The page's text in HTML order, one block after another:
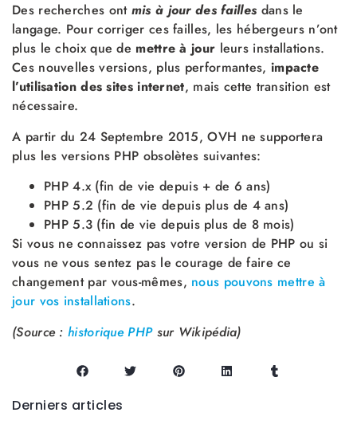
Des recherches ont mis à jour des failles dans le
langage. Pour corriger ces failles, les hébergeurs n’ont
plus le choix que de mettre à jour leurs installations.
Ces nouvelles versions, plus performantes, impacte
l’utilisation des sites internet, mais cette transition est
nécessaire.
A partir du 24 Septembre 2015, OVH ne supportera
plus les versions PHP obsolètes suivantes:
PHP 4.x (fin de vie depuis + de 6 ans)
PHP 5.2 (fin de vie depuis plus de 4 ans)
PHP 5.3 (fin de vie depuis plus de 8 mois)
Si vous ne connaissez pas votre version de PHP ou si
vous ne vous sentez pas le courage de faire ce
changement par vous-mêmes, nous pouvons mettre à
jour vos installations.
(Source : historique PHPsur Wikipédia)
Derniers articles